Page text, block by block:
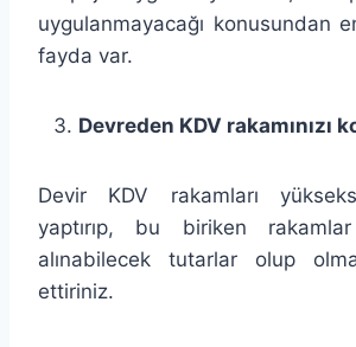
uygulanmayacağı konusundan
fayda var.
Devreden KDV rakamınızı
Devir KDV rakamları
yaptırıp, bu biriken
alınabilecek tutarlar olup
ettiriniz.